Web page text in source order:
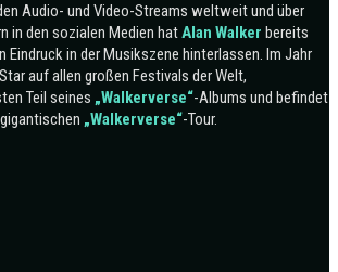
Audio- und Video-Streams weltweit und über
in den sozialen Medien hatAlan Walker bereits
Eindruck in der Musikszene hinterlassen. Im Jahr
auf allen großen Festivals der Welt,
Teil seines „Walkerverse“-Albums und befindet
„Walkerverse“-Tour.